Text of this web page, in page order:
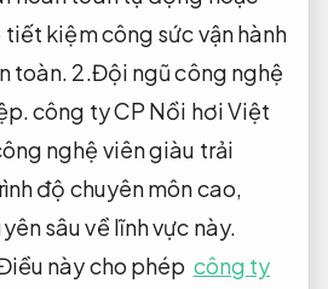
kiệm công sức vận hành
toàn. 2.Đội ngũ công nghệ
công ty CP Nồi hơi Việt
nghệ viên giàu trải
độ chuyên môn cao,
sâu về lĩnh vực này.
này cho phép công ty